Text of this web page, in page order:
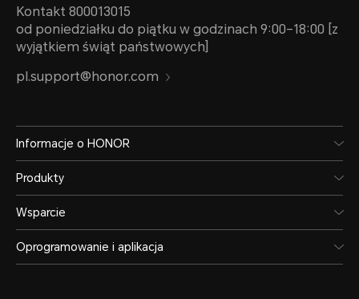
Kontakt 800013015
od poniedziałku do piątku w godzinach 9:00–18:00 [z
wyjątkiem świąt państwowych]
pl.support@honor.com
Informacje o HONOR
Produkty
Wsparcie
Oprogramowanie i aplikacja